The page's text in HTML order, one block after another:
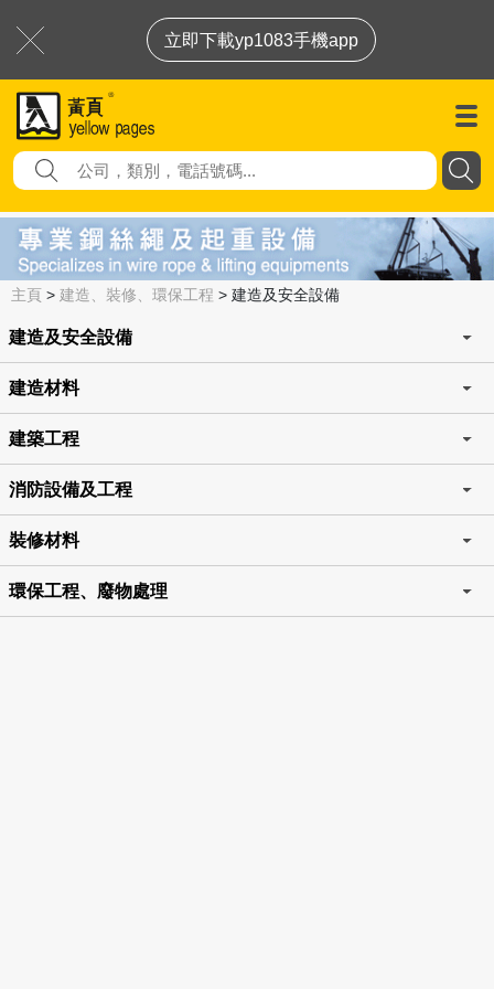
立即下載yp1083手機app
主頁 > 建造、裝修、環保工程 > 建造及安全設備
建造及安全設備
建造材料
建築工程
消防設備及工程
裝修材料
環保工程、廢物處理